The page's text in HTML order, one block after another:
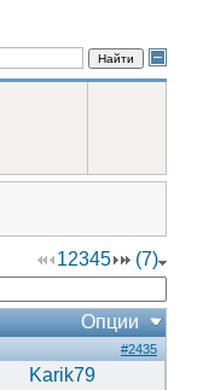
Найти
12345 (7)
Опции
#2435
Karik79